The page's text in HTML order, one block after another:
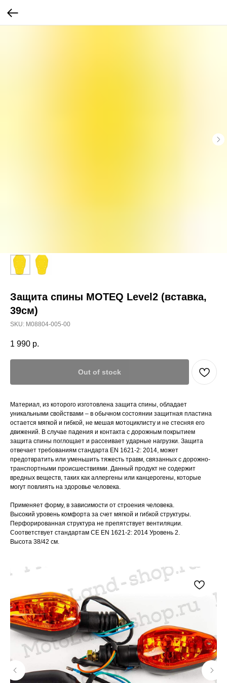
Защита спины MOTEQ Level2 (вставка,
39см)
SKU: M08804-005-00
1 990 р.
Out of stock
Материал, из которого изготовлена защита спины, обладает
уникальными свойствами – в обычном состоянии защитная пластина
остается мягкой и гибкой, не мешая мотоциклисту и не стесняя его
движений. В случае падения и контакта с дорожным покрытием
защита спины поглощает и рассеивает ударные нагрузки. Защита
отвечает требованиям стандарта EN 1621-2: 2014, может
предотвратить или уменьшить тяжесть травм, связанных с дорожно-
транспортными происшествиями. Данный продукт не содержит
вредных веществ, таких как аллергены или канцерогены, которые
могут повлиять на здоровье человека.
Применяет форму, в зависимости от строения человека.
Высокий уровень комфорта за счет мягкой и гибкой структуры.
Перфорированная структура не препятствует вентиляции.
Соответствует стандартам CE EN 1621-2: 2014 Уровень 2.
Высота 38/42 см.